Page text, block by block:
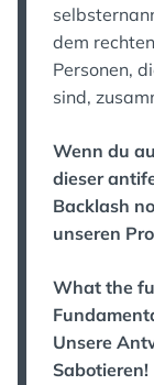
dem
Personen,
sind,
Wenn du
dieser
Backlash
unseren
What the
Unsere
Sabotieren!